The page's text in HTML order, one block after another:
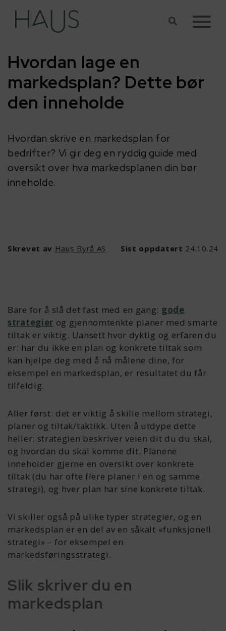
Hvordan lage en
markedsplan? Dette bør
den inneholde
Hvordan skrive en markedsplan for
bedrifter? Vi gir deg en ryddig guide med
oversikt over hva markedsplanen din bør
inneholde.
Skrevet av Haus Byrå AS Sist oppdatert 24.10.24
Bare for å slå det fast med en gang: gode
strategier og gjennomtenkte planer med smarte
tiltak er viktig. Uansett hvor dyktig og erfaren du
er: har du ikke en plan og konkrete tiltak som
kan hjelpe deg med å nå målene dine, for
eksempel en markedsplan, er resultatet du får
tilfeldig.
Aller først: det er viktig å skille mellom strategi,
planer og tiltak/taktikk. Uten å utdype dette
heller: strategien beskriver veien dit du du skal,
og hvordan du skal komme dit. Planene
inneholder gjerne en oversikt over konkrete
tiltak (du har ofte flere planer i en og samme
strategi), og hver plan har sine konkrete tiltak.
Vi skiller også på ulike typer strategier, og en
markedsplan er en del av en såkalt «funksjonell
strategi» – for eksempel en
markedsføringsstrategi.
Slik skriver du en
markedsplan